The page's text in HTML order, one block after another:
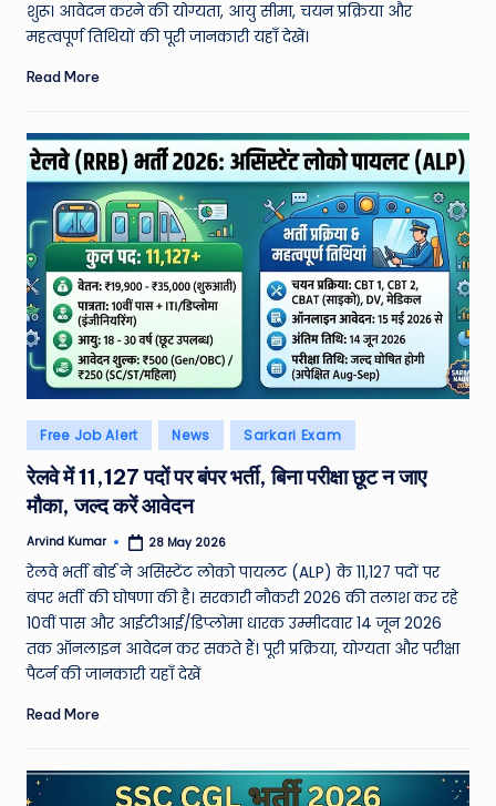
n
T
h
e
W
o
rl
d
शुरू। आवेदन करने की योग्यता, आयु सीमा, चयन प्रक्रिया और
महत्वपूर्ण तिथियों की पूरी जानकारी यहाँ देखें।
Read More
Posted
in
Free Job Alert News Sarkari Exam
रेलवे में 11,127 पदों पर बंपर भर्ती, बिना परीक्षा छूट न जाए
मौका, जल्द करें आवेदन
Posted
by
Arvind Kumar 28 May 2026
रेलवे भर्ती बोर्ड ने असिस्टेंट लोको पायलट (ALP) के 11,127 पदों पर
बंपर भर्ती की घोषणा की है। सरकारी नौकरी 2026 की तलाश कर रहे
10वीं पास और आईटीआई/डिप्लोमा धारक उम्मीदवार 14 जून 2026
तक ऑनलाइन आवेदन कर सकते हैं। पूरी प्रक्रिया, योग्यता और परीक्षा
पैटर्न की जानकारी यहाँ देखें
Read More